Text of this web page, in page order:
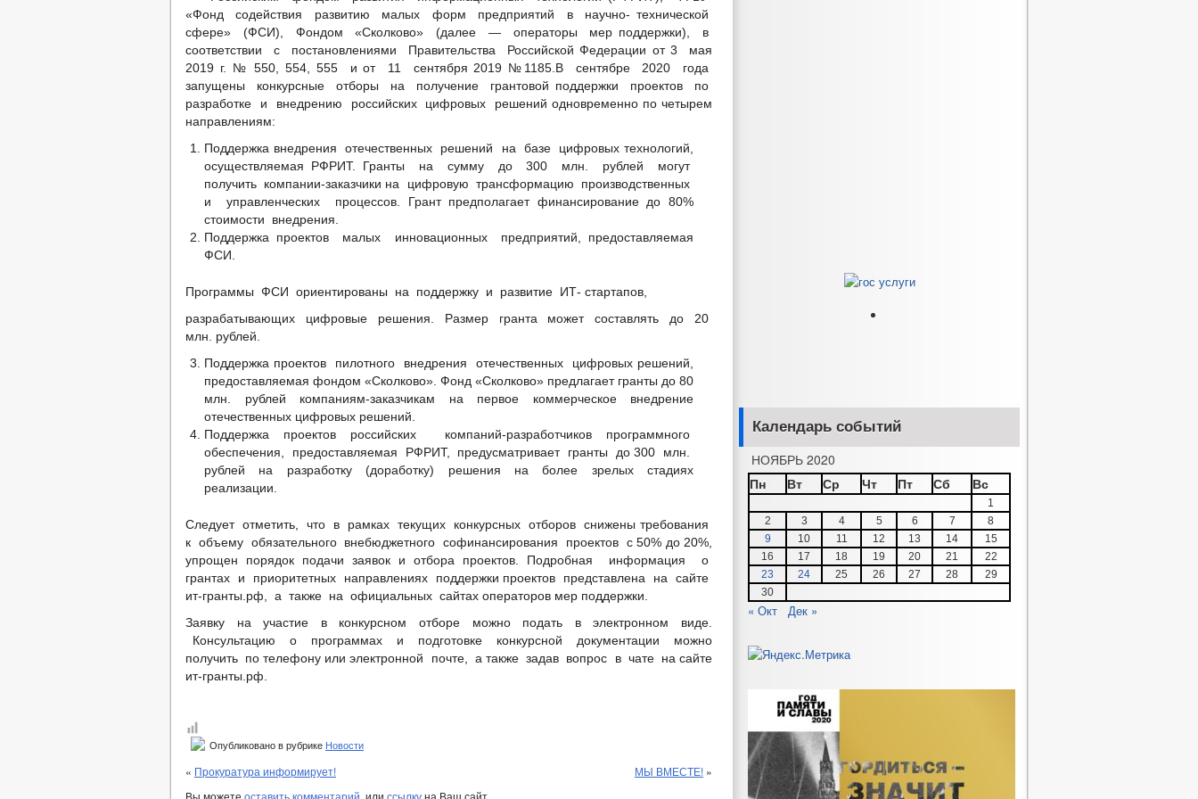
Сведения о численности муниципальных служащих администрации
Информация о кадровом обеспечении
Порядок поступления граждан на муниципальную службу
Кадровый резерв
Контактная информация
Сведения о вакантных должностях
Квалификационные требования
Нормативно-правовые акты
_
Специальная оценка условий труда
Состав поселения
Сведения о СМИ, учрежденных администрацией
Перечень обязательных требований
Подведомственные организации
Предпринимательство
Объекты для малого и среднего бизнеса
Сведения о льготах, отсрочках, рассрочках
Объекты, предлагаемые для сдачи в аренду
Информационные материалы
Число замещенных рабочих мест
Оборот товаров, работ и услуг
Финансово-экономическое состояние субъектов
Закупка товаров, работ и услуг
Совет по предпринимательству
Местные налоги
Статистические данные
Нотариальные дела
Сход граждан
Комиссии
Рабочая группа АТК
Тарифная комиссия
Рабочая группа по профилактике правонарушений
Комиссия по списанию задолженности по платежам в бюджет И-КСП
Общественный совет по рассмотрению вопросов нормирования в сфере закупок
Координационный Совет по развитию предпринимательства
Трудоустройства осужденных к обязательным и исправительным работам
Информация о лицах, пропавших без вести
Тексты официальных выступлений и заявлений
Целевые программы
Закупка товаров, работ и услуг
Совет депутатов
Структура, полномочия, задачи и функции
«Фонд содействия развитию малых форм предприятий в научно- технической
сфере» (ФСИ), Фондом «Сколково» (далее — операторы мер поддержки), в
соответствии с постановлениями Правительства Российской Федерации от 3 мая
2019 г. № 550, 554, 555 и от 11 сентября 2019 №1185.В сентябре 2020 года
запущены конкурсные отборы на получение грантовой поддержки проектов по
разработке и внедрению российских цифровых решений одновременно по четырем
направлениям:
Поддержка внедрения отечественных решений на базе цифровых технологий,
осуществляемая РФРИТ. Гранты на сумму до 300 млн. рублей могут
получить компании-заказчики на цифровую трансформацию производственных
и управленческих процессов. Грант предполагает финансирование до 80%
стоимости внедрения.
Поддержка проектов малых инновационных предприятий, предоставляемая
ФСИ.
Программы ФСИ ориентированы на поддержку и развитие ИТ- стартапов,
разрабатывающих цифровые решения. Размер гранта может составлять до 20
млн. рублей.
Поддержка проектов пилотного внедрения отечественных цифровых решений,
предоставляемая фондом «Сколково». Фонд «Сколково» предлагает гранты до 80
млн. рублей компаниям-заказчикам на первое коммерческое внедрение
отечественных цифровых решений.
Поддержка проектов российских компаний-разработчиков программного
обеспечения, предоставляемая РФРИТ, предусматривает гранты до 300 млн.
рублей на разработку (доработку) решения на более зрелых стадиях
реализации.
Следует отметить, что в рамках текущих конкурсных отборов снижены требования
к объему обязательного внебюджетного софинансирования проектов с 50% до 20%,
упрощен порядок подачи заявок и отбора проектов. Подробная информация о
грантах и приоритетных направлениях поддержки проектов представлена на сайте
ит-гранты.рф, а также на официальных сайтах операторов мер поддержки.
Заявку на участие в конкурсном отборе можно подать в электронном виде.
Консультацию о программах и подготовке конкурсной документации можно
получить по телефону или электронной почте, а также задав вопрос в чате на сайте
ит-гранты.рф.
Опубликовано в рубрике Новости
« Прокуратура информирует! МЫ ВМЕСТЕ! »
Вы можете оставить комментарий , или ссылкуна Ваш сайт.
Календарь событий
НОЯБРЬ 2020
Пн
Вт Ср Чт Пт Сб Вс
1
2
3 4 5 6 7
8
9
10 11 12 13 14
15
16
17 18 19 20 21
22
23
24 25 26 27 28
29
30
« Окт Дек »